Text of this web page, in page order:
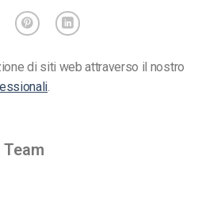
di siti web attraverso il nostro